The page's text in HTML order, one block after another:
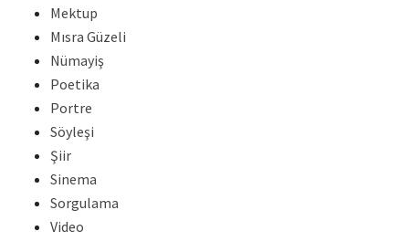
Mektup
Mısra Güzeli
Nümayiş
Poetika
Portre
Söyleşi
Şiir
Sinema
Sorgulama
Video